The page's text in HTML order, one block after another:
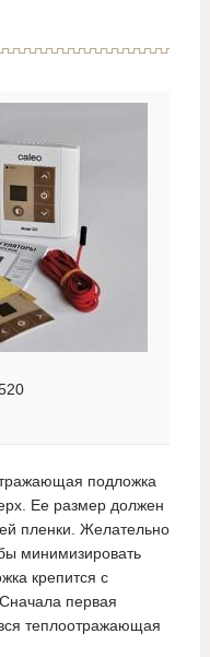
подложка
Ее размер должен
пленки. Желательно
минимизировать
крепится с
первая
теплоотражающая